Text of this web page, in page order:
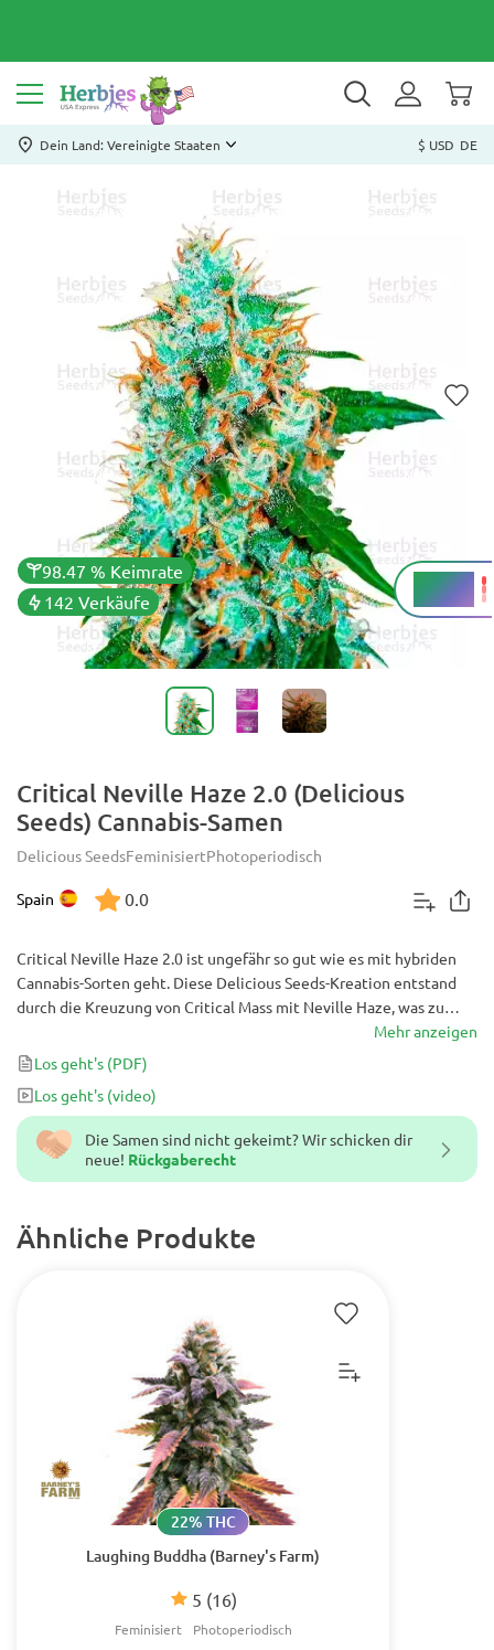
Dein Land: Vereinigte Staaten $ USD DE
98.47 % Keimrate
142 Verkäufe
23.5 %
THC
Critical Neville Haze 2.0 (Delicious
Seeds) Cannabis-Samen
Delicious SeedsFeminisiertPhotoperiodisch
Spain 0.0
Die Samen sind nicht gekeimt? Wir schicken dir
neue! Rückgaberecht
Ähnliche Produkte
Laughing Buddha (Barney's Farm)
5 (16)
22% THC
Feminisiert Photoperiodisch
Critical Neville Haze 2.0 ist ungefähr so gut wie es mit hybriden
Cannabis-Sorten geht. Diese Delicious Seeds-Kreation entstand
durch die Kreuzung von Critical Mass mit Neville Haze, was zu
einer ausgewogenen, hart schlagenden feminisierten Cannabis-
Sorte führte, die bereits nach 450 g / m2 dichtes,
harzbeschichtetes Cannabis liefert 60 Tage Blüte.
Mehr anzeigen
Los geht's (PDF)
Los geht's (video)